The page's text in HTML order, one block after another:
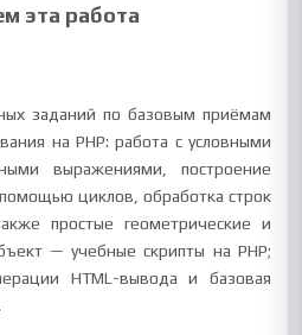
эта работа
заданий по базовым приёмам
на PHP: работа с условными
выражениями, построение
циклов, обработка строк
простые геометрические и
— учебные скрипты на PHP;
HTML-вывода и базовая